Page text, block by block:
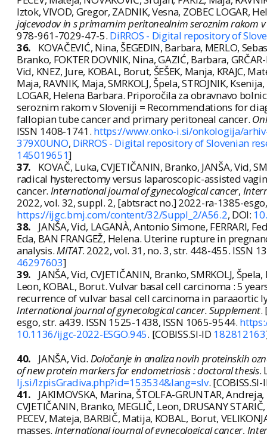
Iztok, VIVOD, Gregor, ZADNIK, Vesna, ZOBEC LOGAR,
jajcevodov in s primarnim peritonealnim seroznim rakom v
978-961-7029-47-5. DiRROS - Digital repository of
36.
KOVAČEVIĆ, Nina, ŠEGEDIN, Barbara, MERLO,
Branko, FOKTER DOVNIK, Nina, GAZIĆ, Barbara,
Vid, KNEZ, Jure, KOBAL, Borut, ŠEŠEK, Manja, KRAJC,
Maja, RAVNIK, Maja, SMRKOLJ, Špela, STROJNIK,
LOGAR, Helena Barbara. Priporočila za obravnavo
seroznim rakom v Sloveniji = Recommendations for
fallopian tube cancer and primary peritoneal cancer.
ISSN 1408-1741. https://www.onko-i.si/onkologija/
379X0UNO, DiRROS - Digital repository of Slovenian
145019651]
37.
KOVAČ, Luka, CVJETIČANIN, Branko, JANŠA, Vid,
radical hysterectomy versus laparoscopic-assisted
cancer. International journal of gynecological cancer,
2022, vol. 32, suppl. 2, [abtsract no.] 2022-ra-1385-
https://ijgc.bmj.com/content/32/Suppl_2/A56.2, DOI:
38.
JANŠA, Vid, LAGANÀ, Antonio Simone, FERRARI,
Eda, BAN FRANGEŽ, Helena. Uterine rupture in
analysis.MITAT. 2022, vol. 31, no. 3, str. 448-455. ISSN
46297603]
39.
JANŠA, Vid, CVJETIČANIN, Branko, SMRKOLJ,
Leon, KOBAL, Borut. Vulvar basal cell carcinoma : 5
recurrence of vulvar basal cell carcinoma in paraaortic
International journal of gynecological cancer. Supplement.
esgo, str. a439. ISSN 1525-1438, ISSN 1065-9544.
10.1136/ijgc-2022-ESGO.945. [COBISS.SI-ID 182812163
40.
JANŠA, Vid. Določanje in analiza novih proteinskih
of new protein markers for endometriosis : doctoral thesis.
lj.si/IzpisGradiva.php?id=153534&lang=slv.
41.
JAKIMOVSKA, Marina, ŠTOLFA-GRUNTAR,
CVJETIČANIN, Branko, MEGLIČ, Leon, DRUSANY
PECEV, Mateja, BARBIČ, Matija, KOBAL, Borut,
masses. International journal of gynecological cancer,